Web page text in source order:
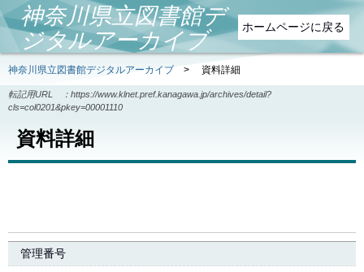
ホームページに戻る
神奈川県立図書館デ
ジタルアーカイブ
神奈川県立図書館デジタルアーカイブ> 資料詳細
転記用URL ： https://www.klnet.pref.kanagawa.jp/archives/detail?
cls=col0201&pkey=00001110
資料詳細
管理番号